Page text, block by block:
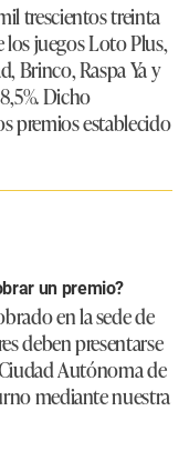
trescientos treinta
los juegos Loto Plus,
Brinco, Raspa Ya y
Dicho
premios establecido
un premio?
en la sede de
deben presentarse
Autónoma de
mediante nuestra